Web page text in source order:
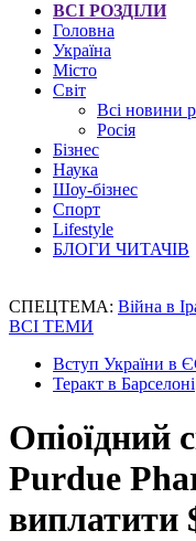
ВСІ РОЗДІЛИ
Головна
Україна
Місто
Світ
Всі новини
Росія
Бізнес
Наука
Шоу-бізнес
Спорт
Lifestyle
БЛОГИ ЧИТАЧІВ
СПЕЦТЕМА: Війна в
ВСІ ТЕМИ
Вступ України в
Теракт в Барселоні
Опіоїдний
Purdue
виплатити